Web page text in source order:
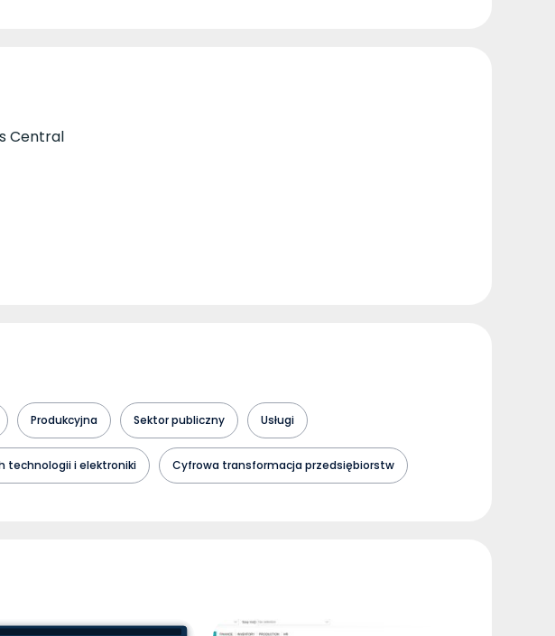
Central
Produkcyjna Sektor publiczny Usługi
technologii i elektroniki Cyfrowa transformacja przedsiębiorstw